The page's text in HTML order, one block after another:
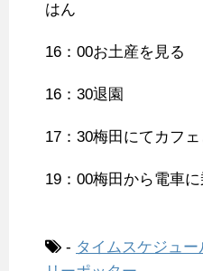
はん
16：00お土産を見る
16：30退園
17：30梅田にてカフ
19：00梅田から電車
- タイムスケジュー